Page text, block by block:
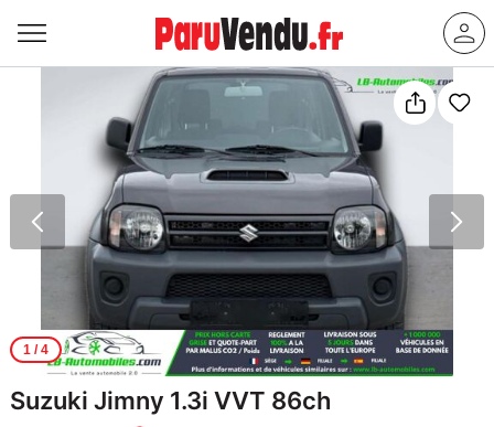
1/ 4
Suzuki Jimny 1.3i VVT 86ch